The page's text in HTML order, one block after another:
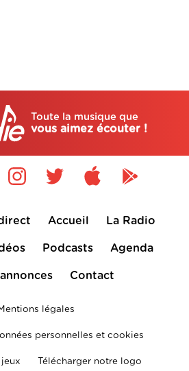
Toute la musique que
vous aimez écouter !
Accueil La Radio
Podcasts Agenda
Contact
légales
personnelles et cookies
Télécharger notre logo